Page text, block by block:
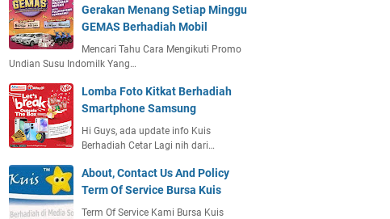
Gerakan Menang Setiap Minggu
GEMAS Berhadiah Mobil
Mencari Tahu Cara Mengikuti Promo
Undian Susu Indomilk Yang…
Lomba Foto Kitkat Berhadiah
Smartphone Samsung
Hi Guys, ada update info Kuis
Berhadiah Cetar Lagi nih dari…
About, Contact Us And Policy
Term Of Service Bursa Kuis
Term Of Service Kami Bursa Kuis